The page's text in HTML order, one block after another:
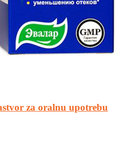
za oralnu upotrebu